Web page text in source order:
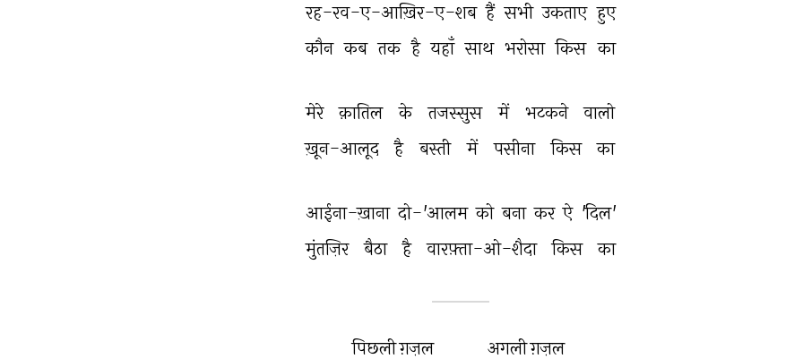
रह-रव-ए-आख़िर-ए-शब हैं सभी उकताए हुए
कौन कब तक है यहाँ साथ भरोसा किस का
मेरे क़ातिल के तजस्सुस में भटकने
वालो
ख़ून-आलूद
है बस्ती में पसीना किस का
आईना-ख़ाना दो-'आलम को बना कर ऐ 'दिल'
मुंतज़िर
बैठा है वारफ़्ता-ओ-शैदा किस का
अगली ग़ज़ल
पिछली ग़ज़ल